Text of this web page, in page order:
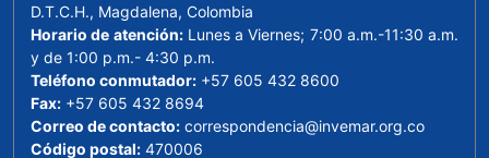
D.T.C.H., Magdalena, Colombia
Horario de atención:Lunes a Viernes; 7:00 a.m.-11:30 a.m.
y de 1:00 p.m.- 4:30 p.m.
Teléfono conmutador: +57 605 432 8600
Fax: +57 605 432 8694
Correo de contacto: correspondencia@invemar.org.co
Código postal: 470006